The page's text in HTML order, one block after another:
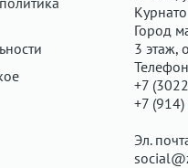
Город
3 этаж,
+7
+7
Эл.